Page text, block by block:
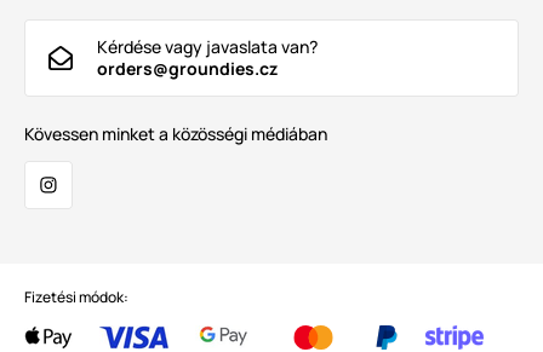
Kérdése vagy javaslata van?
orders@groundies.cz
Kövessen minket a közösségi médiában
Fizetési módok: